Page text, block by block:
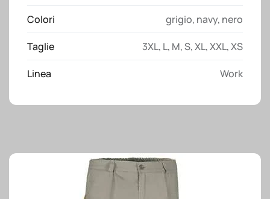
Colori grigio, navy, nero
Taglie 3XL, L, M,S,XL,XXL,XS
Linea Work